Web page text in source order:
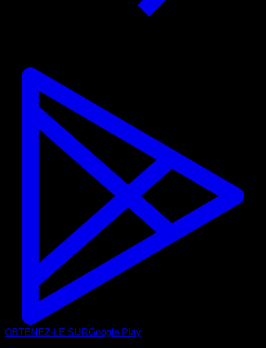
OBTENEZ-LE SURGoogle Play